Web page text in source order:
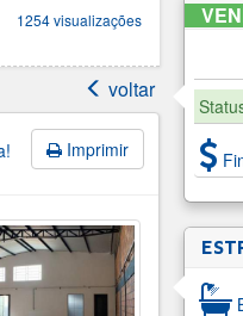
1254 visualizações
voltar
Imprimir